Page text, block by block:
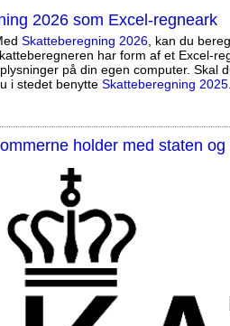
2026 som Excel-regneark
Skatteberegning 2026 , kan du
har form af et Excel-
på din egen computer. Skal
i stedet benytte Skatteberegning 2025
holder med staten